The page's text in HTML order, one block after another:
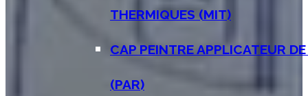
THERMIQUES (MIT)
CAP PEINTRE APPLICATEUR
(PAR)